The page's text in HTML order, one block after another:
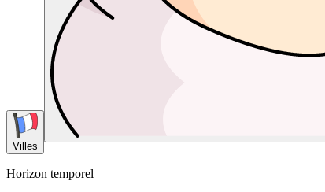
Villes
Horizon temporel